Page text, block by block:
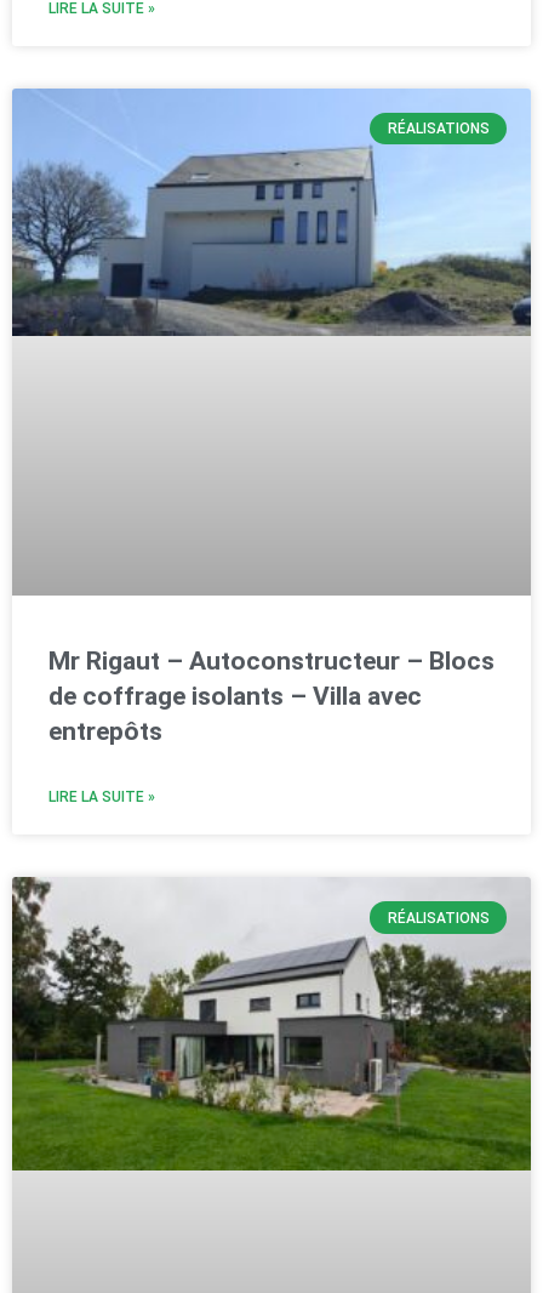
LIRE LA SUITE »
RÉALISATIONS
Mr Rigaut – Autoconstructeur – Blocs
de coffrage isolants – Villa avec
entrepôts
LIRE LA SUITE »
RÉALISATIONS